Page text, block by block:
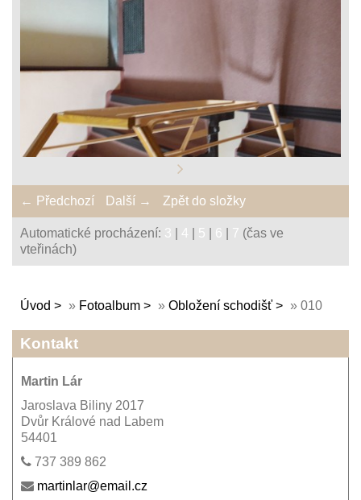
← Předchozí Další → Zpět do složky
Automatické procházení: 3 4 5 6 7 (čas ve
vteřinách)
Úvod » Fotoalbum » Obložení schodišť » 010
Kontakt
Martin Lár
Jaroslava Biliny 2017
Dvůr Králové nad Labem
54401
737 389 862
martinlar@email.cz